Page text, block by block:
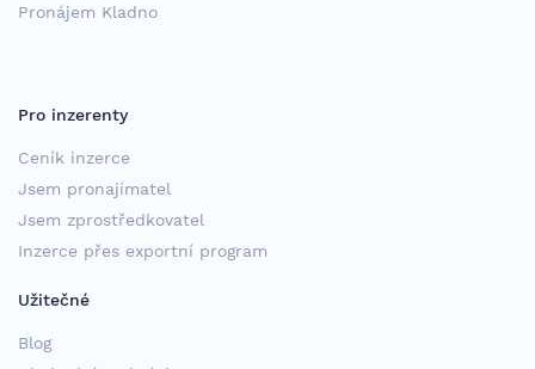
Pronájem Kladno
Pro inzerenty
Ceník inzerce
Jsem pronajímatel
Jsem zprostředkovatel
Inzerce přes exportní program
Užitečné
Blog